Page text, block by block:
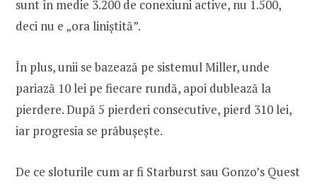
sunt în medie 3.200 de conexiuni active, nu 1.500,
deci nu e „ora liniștită”.
În plus, unii se bazează pe sistemul Miller, unde
pariază 10 lei pe fiecare rundă, apoi dublează la
pierdere. După 5 pierderi consecutive, pierd 310 lei,
iar progresia se prăbușește.
De ce sloturile cum ar fi Starburst sau Gonzo’s Quest